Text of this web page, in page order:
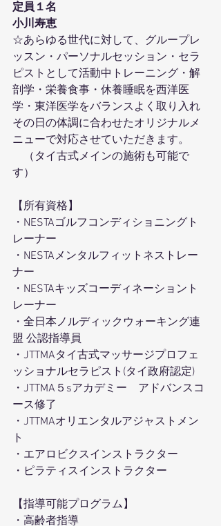
定員１名
小川寿恵
☆あらゆる世代に対して、グループレ
ッスン・パーソナルセッション・セラ
ピストとして活動中トレーニング・解
剖学・栄養食事・休養睡眠を西洋医
学・東洋医学をバランスよく取り入れ
その日の体調に合わせたオリジナルメ
ニューで対応させていただきます。
（タイ古式メインの施術も可能で
す）
【所有資格】
・NESTAゴルフコンディショニングト
レーナー
・NESTAメンタルフィットネストレー
ナー
・NESTAキッズコーディネーショント
レーナー
・全日本ノルディックウォーキング連
盟 公認指導員
・JTTMAタイ古式マッサージプロフェ
ッショナルセラピスト(タイ政府認定)
・JTTMA５sアカデミー　アドバンスコ
ース修了
・JTTMAオリエンタルアジャストメン
ト
・エアロビクスインストラクター
・ピラティスインストラクター
【指導可能プログラム】
・高齢者指導